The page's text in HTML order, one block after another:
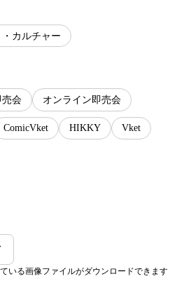
・カルチャー
売会 オンライン即売会
ComicVket HIKKY Vket
いる画像ファイルがダウンロードできます